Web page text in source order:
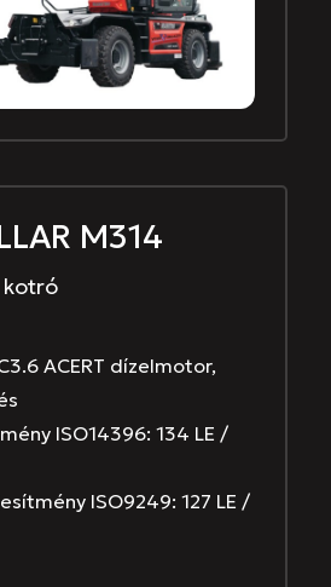
M314
kotró
ACERT dízelmotor,
ISO14396: 134 LE /
ISO9249: 127 LE /